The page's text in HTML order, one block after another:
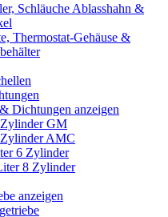
Schläuche Ablasshahn &
Thermostat-Gehäuse &
Dichtungen anzeigen
GM
AMC
6 Zylinder
8 Zylinder
anzeigen